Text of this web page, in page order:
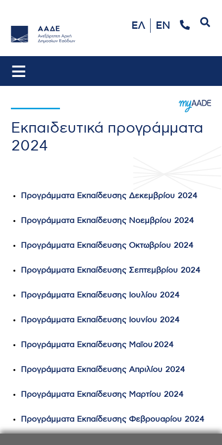
ΕΛ EN
Εκπαιδευτικά προγράμματα
2024
Προγράμματα Εκπαίδευσης Δεκεμβρίου 2024
Προγράμματα Εκπαίδευσης Νοεμβρίου 2024
Προγράμματα Εκπαίδευσης Οκτωβρίου 2024
Προγράμματα Εκπαίδευσης Σεπτεμβρίου 2024
Προγράμματα Εκπαίδευσης Ιουλίου 2024
Προγράμματα Εκπαίδευσης Ιουνίου 2024
Προγράμματα Εκπαίδευσης Mαϊου 2024
Προγράμματα Εκπαίδευσης Απριλίου 2024
Προγράμματα Εκπαίδευσης Μαρτίου 2024
Προγράμματα Εκπαίδευσης Φεβρουαρίου 2024